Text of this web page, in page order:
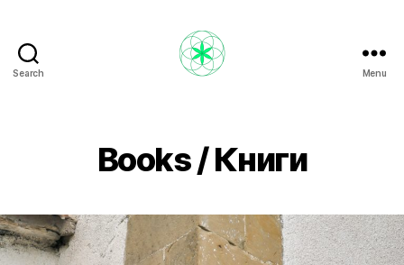
Search Menu
Books / Книги